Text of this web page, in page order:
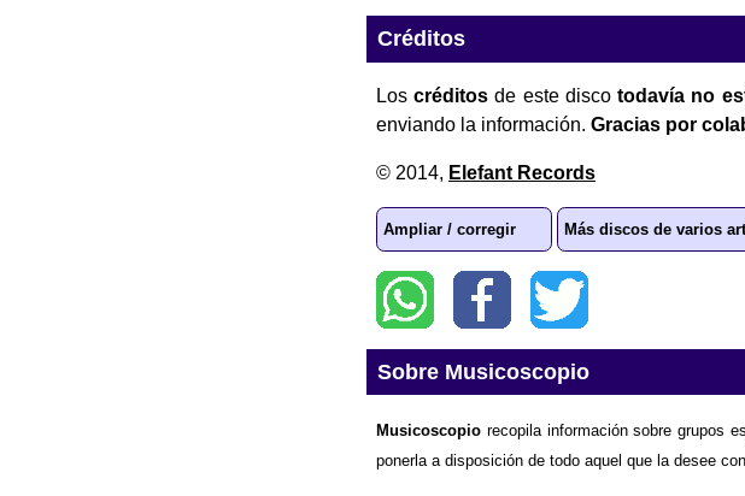
Créditos
Loscréditos de este discotodavía no
enviando la información. Gracias por
© 2014, Elefant Records
Ampliar / corregir Más discos de varios
Sobre Musicoscopio
Musicoscopio recopila información sobre grupos
ponerla a disposición de todo aquel que la desee